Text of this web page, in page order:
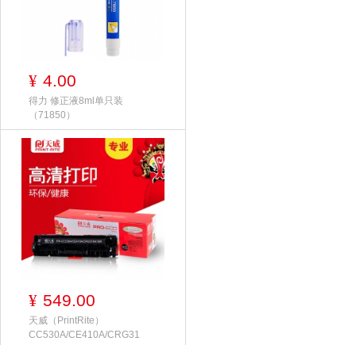
¥ 4.00
得力 修正液8ml单只装
（71850）
¥ 549.00
天威（PrintRite）
CC530A/CE410A/CRG31